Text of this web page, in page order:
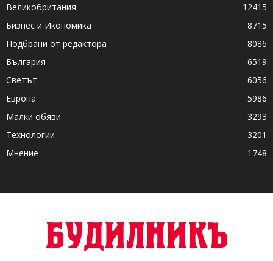
Великобритания
12415
Бизнес и Икономика
8715
Подбрани от редактора
8086
България
6519
Светът
6056
Европа
5986
Малки обяви
3293
Технологии
3201
Мнение
1748